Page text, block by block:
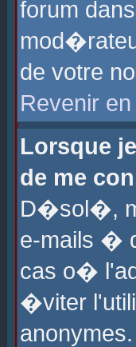
forum
de votre
Revenir
Lorsque
de me
D�sol�,
e-mails �
cas o�
�viter
anonymes.